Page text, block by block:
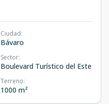
Ciudad:
Bávaro
Sector:
Boulevard Turístico del Este
Terreno:
1000 m²